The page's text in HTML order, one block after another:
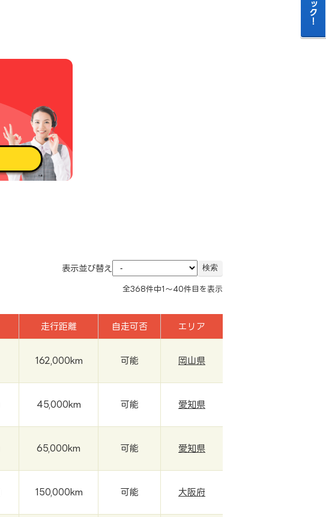
表示並び替え
全368件中1～40件目を表示
走行距離 自走可否 エリア
162,000km 可能 岡山県
45,000km 可能 愛知県
65,000km 可能 愛知県
150,000km 可能 大阪府